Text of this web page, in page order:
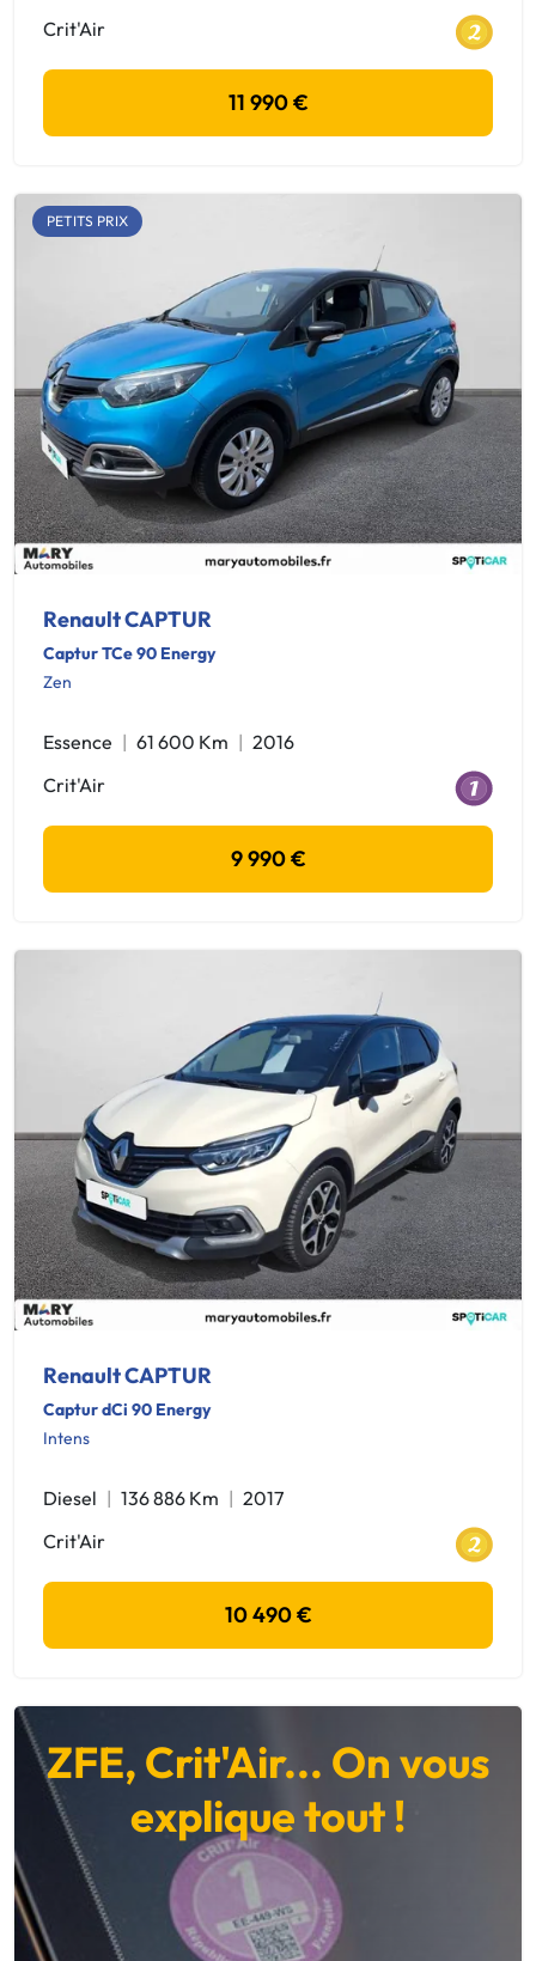
Crit'Air
11 990 €
PETITS PRIX
Renault CAPTUR
Captur TCe 90 Energy
Zen
Essence 61 600 Km
2016
Crit'Air
9 990 €
Renault CAPTUR
Captur dCi 90 Energy
Intens
Diesel 136 886 Km
2017
Crit'Air
10 490 €
ZFE, Crit'Air... On vous
explique tout !